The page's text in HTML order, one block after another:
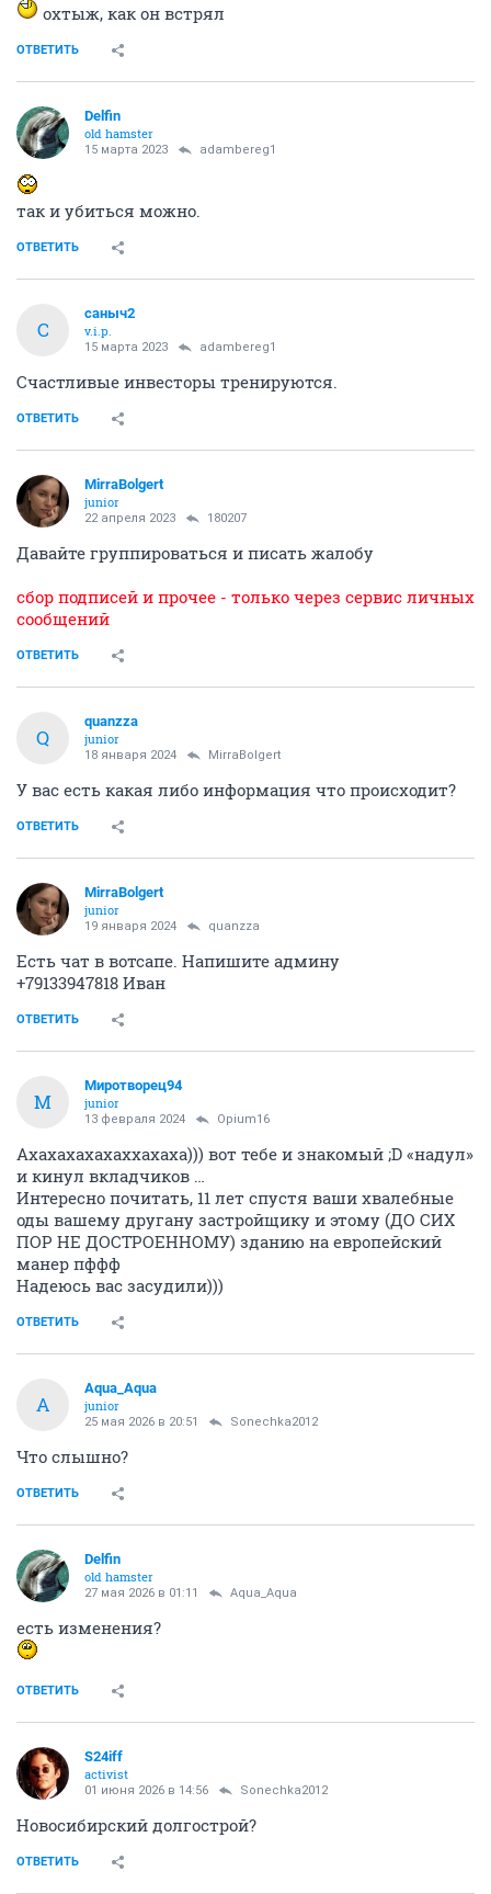
охтыж, как он встрял
ОТВЕТИТЬ
Delfin
old hamster
15 марта 2023 adambereg1
так и убиться можно.
ОТВЕТИТЬ
С
саныч2
v.i.p.
15 марта 2023 adambereg1
Счастливые инвесторы тренируются.
ОТВЕТИТЬ
MirraBolgert
junior
22 апреля 2023 180207
Давайте группироваться и писать жалобу
сбор подписей и прочее - только через сервис личных
сообщений
ОТВЕТИТЬ
Q
quanzza
junior
18 января 2024 MirraBolgert
У вас есть какая либо информация что происходит?
ОТВЕТИТЬ
MirraBolgert
junior
19 января 2024 quanzza
Есть чат в вотсапе. Напишите админу
+79133947818 Иван
ОТВЕТИТЬ
М
Миротворец94
junior
13 февраля 2024 Opium16
Ахахахахахаххахаха))) вот тебе и знакомый ;D «надул»
и кинул вкладчиков …
Интересно почитать, 11 лет спустя ваши хвалебные
оды вашему другану застройщику и этому (ДО СИХ
ПОР НЕ ДОСТРОЕННОМУ) зданию на европейский
манер пффф
Надеюсь вас засудили)))
ОТВЕТИТЬ
A
Aqua_Aqua
junior
25 мая 2026 в 20:51 Sonechka2012
Что слышно?
ОТВЕТИТЬ
Delfin
old hamster
27 мая 2026 в 01:11 Aqua_Aqua
есть изменения?
ОТВЕТИТЬ
S24iff
activist
01 июня 2026 в 14:56 Sonechka2012
Новосибирский долгострой?
ОТВЕТИТЬ